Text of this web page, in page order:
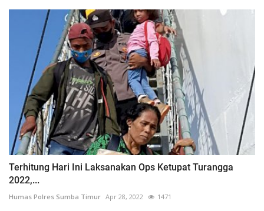
Terhitung Hari Ini Laksanakan Ops Ketupat Turangga
2022,...
Humas Polres Sumba Timur Apr 28, 2022 1471